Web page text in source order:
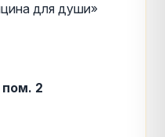
для души»
пом. 2